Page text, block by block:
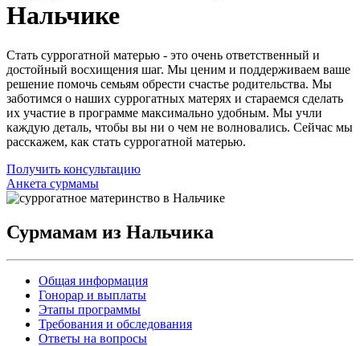
Нальчике
Стать суррогатной матерью - это очень ответственный и
достойный восхищения шаг. Мы ценим и поддерживаем ваше
решение помочь семьям обрести счастье родительства. Мы
заботимся о наших суррогатных матерях и стараемся сделать
их участие в программе максимально удобным. Мы учли
каждую деталь, чтобы вы ни о чем не волновались. Сейчас мы
расскажем, как стать суррогатной матерью.
Получить консультацию
Анкета сурмамы
Сурмамам из Нальчика
Общая информация
Гонорар и выплаты
Этапы программы
Требования и обследования
Ответы на вопросы